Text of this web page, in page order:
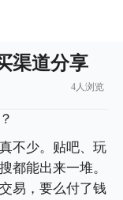
渠道分享
4人浏览
不少。贴吧、玩
都能出来一堆。
易，要么付了钱